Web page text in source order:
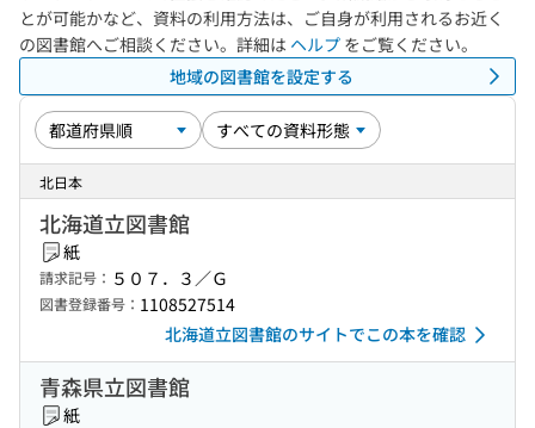
とが可能かなど、資料の利用方法は、ご自身が利用されるお近く
の図書館へご相談ください。詳細は ヘルプ をご覧ください。
地域の図書館を設定する
北日本
北海道立図書館
紙
請求記号： ５０７．３／Ｇ
図書登録番号： 1108527514
北海道立図書館のサイトでこの本を確認
青森県立図書館
紙